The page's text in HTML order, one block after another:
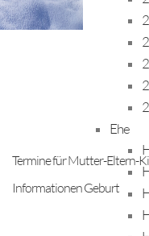
Ehe
Termine für Mutter-Eltern-
Informationen Geburt